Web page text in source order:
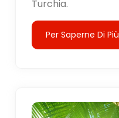
Turchia.
Per Saperne Di Più